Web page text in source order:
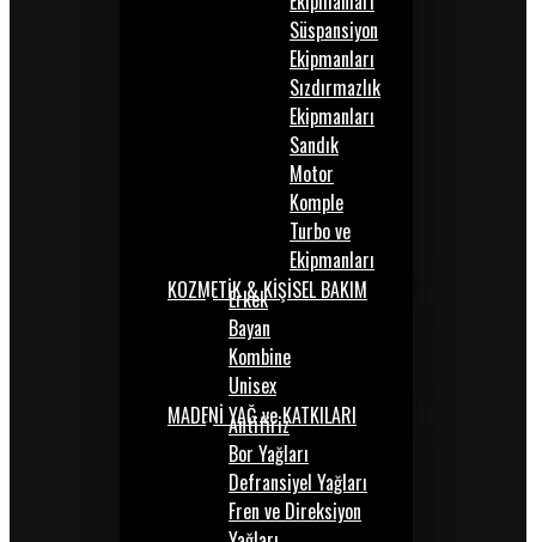
Süspansiyon
Ekipmanları
Sızdırmazlık
Ekipmanları
Sandık
Motor
Komple
Turbo ve
Ekipmanları
KOZMETİK & KİŞİSEL BAKIM
Erkek
Bayan
Kombine
Unisex
MADENİ YAĞ ve KATKILARI
Antifiriz
Bor Yağları
Defransiyel Yağları
Fren ve Direksiyon